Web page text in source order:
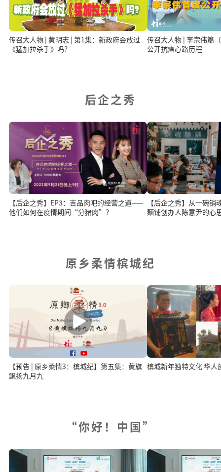
传召大人物 | 黄明志 | 第1集：新政府会放过
《猛加拉杀手》吗？
传召大人物 | 李宗伟篇
公开抗癌心路历程
后企之秀
【后企之秀】EP3：吉品肉吧的经营之道——
他们如何在疫情期间“分猪肉”？
【后企之秀】从一碗
麺铺创办人陈意尹的心
原乡柔情槟城纪
【预告 | 原乡柔情3：槟城纪】第五集：黄旗
飘扬九月九
槟城新年
“你好！中国”